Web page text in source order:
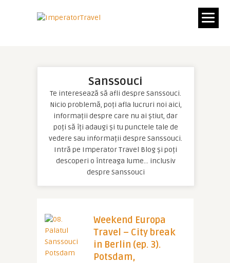
Sanssouci
Te interesează să afli despre Sanssouci.
Nicio problemă, poți afla lucruri noi aici,
informații despre care nu ai știut, dar
poți să îți adaugi și tu punctele tale de
vedere sau informații despre Sanssouci.
Intră pe Imperator Travel Blog și poți
descoperi o întreaga lume… inclusiv
despre Sanssouci
Weekend Europa
Travel – City break
in Berlin (ep. 3).
Potsdam,